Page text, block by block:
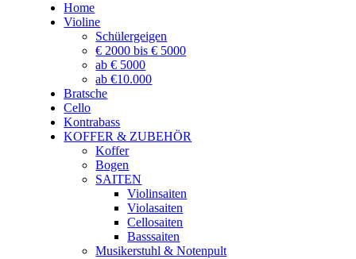
Home
Violine
Schülergeigen
€ 2000 bis € 5000
ab € 5000
ab €10.000
Bratsche
Cello
Kontrabass
KOFFER & ZUBEHÖR
Koffer
Bogen
SAITEN
Violinsaiten
Violasaiten
Cellosaiten
Basssaiten
Musikerstuhl & Notenpult